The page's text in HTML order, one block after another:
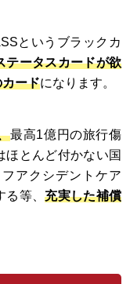
というブラックカ
テータスカードが欲
ードになります。
最高1億円の旅行傷
ほとんど付かない国
アクシデントケア
る等、充実した補償